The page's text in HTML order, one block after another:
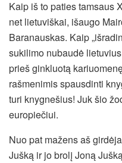
Kaip iš to paties tamsaus
net lietuviškai, išaugo
Baranauskas. Kaip
sukilimo nubaudė
prieš ginkluotą
rašmenimis spausdinti
turi knygnešius! Juk šio
europiečiui.
Nuo pat mažens aš
Jušką ir jo brolį Joną